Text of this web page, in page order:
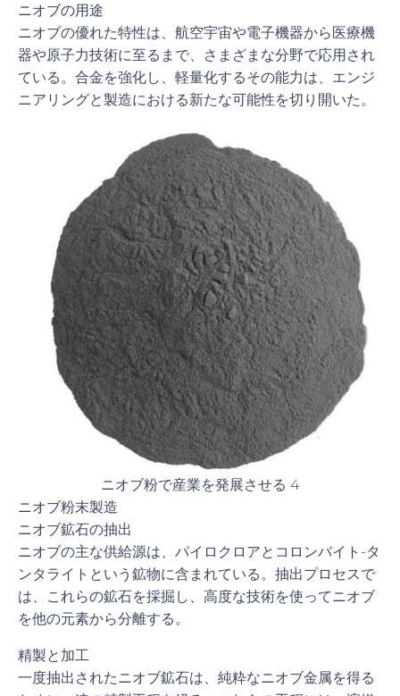
ニオブの用途
ニオブの優れた特性は、航空宇宙や電子機器から医療機
器や原子力技術に至るまで、さまざまな分野で応用され
ている。合金を強化し、軽量化するその能力は、エンジ
ニアリングと製造における新たな可能性を切り開いた。
ニオブ粉で産業を発展させる 4
ニオブ粉末製造
ニオブ鉱石の抽出
ニオブの主な供給源は、パイロクロアとコロンバイト-タ
ンタライトという鉱物に含まれている。抽出プロセスで
は、これらの鉱石を採掘し、高度な技術を使ってニオブ
を他の元素から分離する。
精製と加工
一度抽出されたニオブ鉱石は、純粋なニオブ金属を得る